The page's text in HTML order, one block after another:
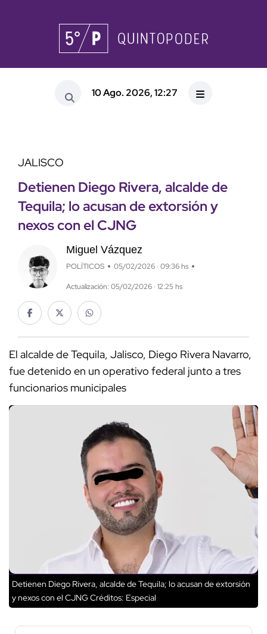
10 Ago. 2026, 12:27
JALISCO
Detienen Diego Rivera, alcalde de
Tequila; lo acusan de extorsión y
nexos con el CJNG
Miguel Vázquez
POLÍTICOS 05/02/2026 · 09:36 hs
Actualización: 05/02/2026 · 12:25 hs
El alcalde de Tequila, Jalisco, Diego Rivera Navarro,
fue detenido en un operativo federal junto a tres
funcionarios municipales
Detienen Diego Rivera, alcalde de Tequila; lo acusan de extorsión
y nexos con el CJNGCréditos: Especial